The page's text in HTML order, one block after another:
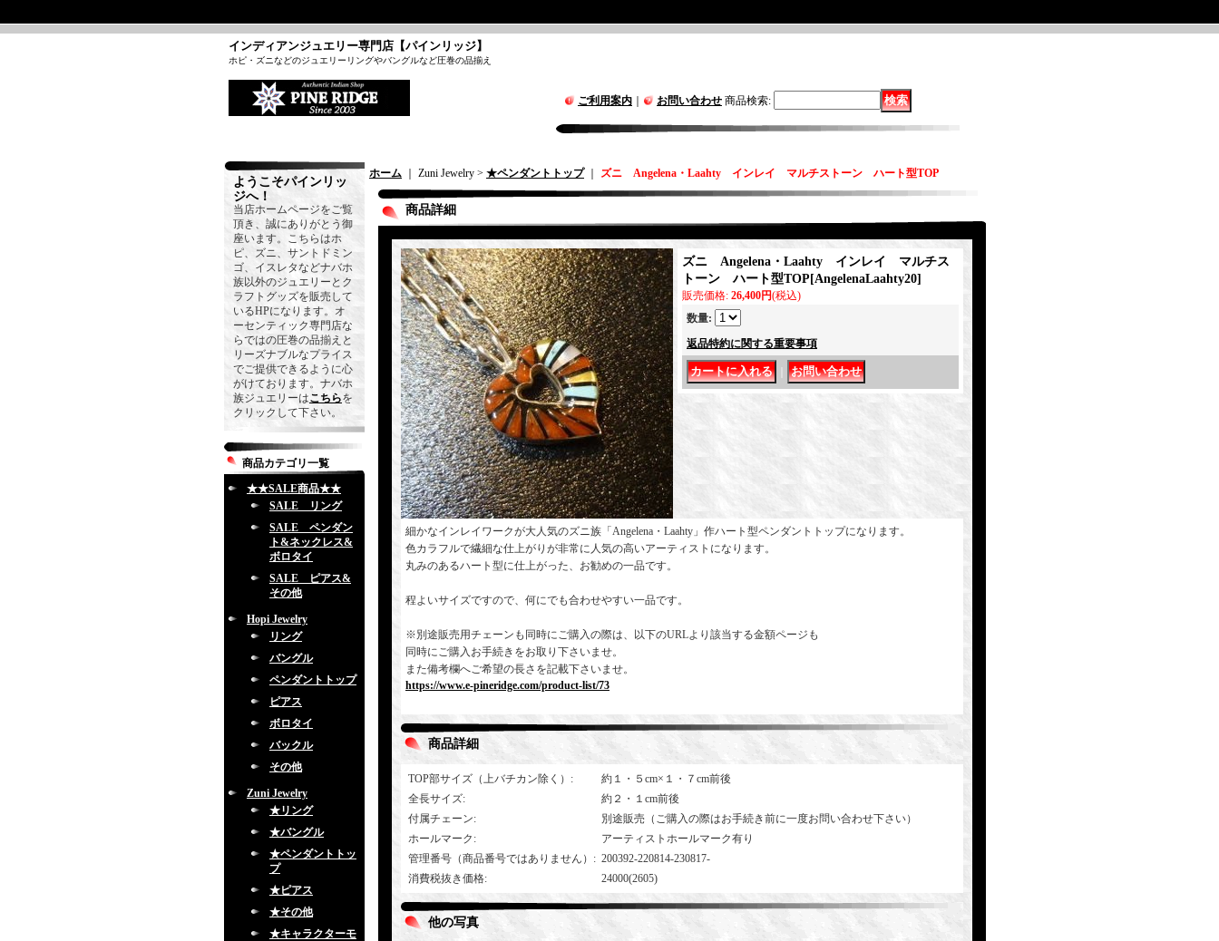
インディアンジュエリー専門店【パインリッジ】
ホピ・ズニなどのジュエリーリングやバングルなど圧巻の品揃え
ご利用案内 お問い合わせ 商品検索:
ようこそパインリッ
ジへ！
当店ホームページをご覧
頂き、誠にありがとう御
座います。こちらはホ
ピ、ズニ、サントドミン
ゴ、イスレタなどナバホ
族以外のジュエリーとク
ラフトグッズを販売して
いるHPになります。オ
ーセンティック専門店な
らではの圧巻の品揃えと
リーズナブルなプライス
でご提供できるように心
がけております。ナバホ
族ジュエリーはこちらを
クリックして下さい。
商品カテゴリ一覧
★★SALE商品★★
SALE リング
SALE ペンダン
ト&ネックレス&
ボロタイ
SALE ピアス&
その他
Hopi Jewelry
リング
バングル
ペンダントトップ
ピアス
ボロタイ
バックル
その他
Zuni Jewelry
★リング
★バングル
★ペンダントトッ
プ
★ピアス
★その他
★キャラクターモ
ホーム ｜ Zuni Jewelry > ★ペンダントトップ｜ ズニ Angelena・Laahty インレイ マルチストーン ハート型TOP
商品詳細
ズニ Angelena・Laahty インレイ マルチス
トーン ハート型TOP [AngelenaLaahty20]
販売価格: 26,400円(税込)
数量:
返品特約に関する重要事項
細かなインレイワークが大人気のズニ族「Angelena・Laahty」作ハート型ペンダントトップになります。
色カラフルで繊細な仕上がりが非常に人気の高いアーティストになります。
丸みのあるハート型に仕上がった、お勧めの一品です。
程よいサイズですので、何にでも合わせやすい一品です。
※別途販売用チェーンも同時にご購入の際は、以下のURLより該当する金額ページも
同時にご購入お手続きをお取り下さいませ。
また備考欄へご希望の長さを記載下さいませ。
https://www.e-pineridge.com/product-list/73
商品詳細
TOP部サイズ（上バチカン除く） :
約１・５cm×１・７cm前後
全長サイズ:
約２・１cm前後
付属チェーン:
別途販売（ご購入の際はお手続き前に一度お問い合わせ下さい）
ホールマーク :
アーティストホールマーク有り
管理番号（商品番号ではありません） : 200392-220814-230817-
消費税抜き価格: 24000(2605)
他の写真